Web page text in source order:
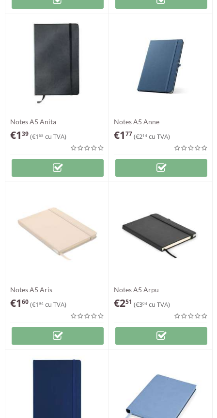
Notes A5 Anita
€139(€1 68 cu TVA)
Notes A5 Anne
€177(€214 cu TVA)
Notes A5 Aris
€160(€1 94 cu TVA)
Notes A5 Arpu
€251 (€304 cu TVA)